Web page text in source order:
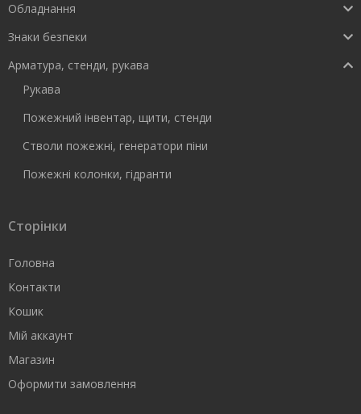
Обладнання
Знаки безпеки
Арматура, стенди, рукава
Рукава
Пожежний інвентар, щити, стенди
Стволи пожежні, генератори піни
Пожежні колонки, гідранти
Сторінки
Головна
Контакти
Кошик
Мій аккаунт
Магазин
Оформити замовлення